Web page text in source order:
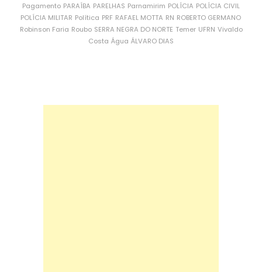
Pagamento PARAÍBA PARELHAS Parnamirim POLÍCIA POLÍCIA CIVIL
POLÍCIA MILITAR Política PRF RAFAEL MOTTA RN ROBERTO GERMANO
Robinson Faria Roubo SERRA NEGRA DO NORTE Temer UFRN Vivaldo
Costa Água ÁLVARO DIAS